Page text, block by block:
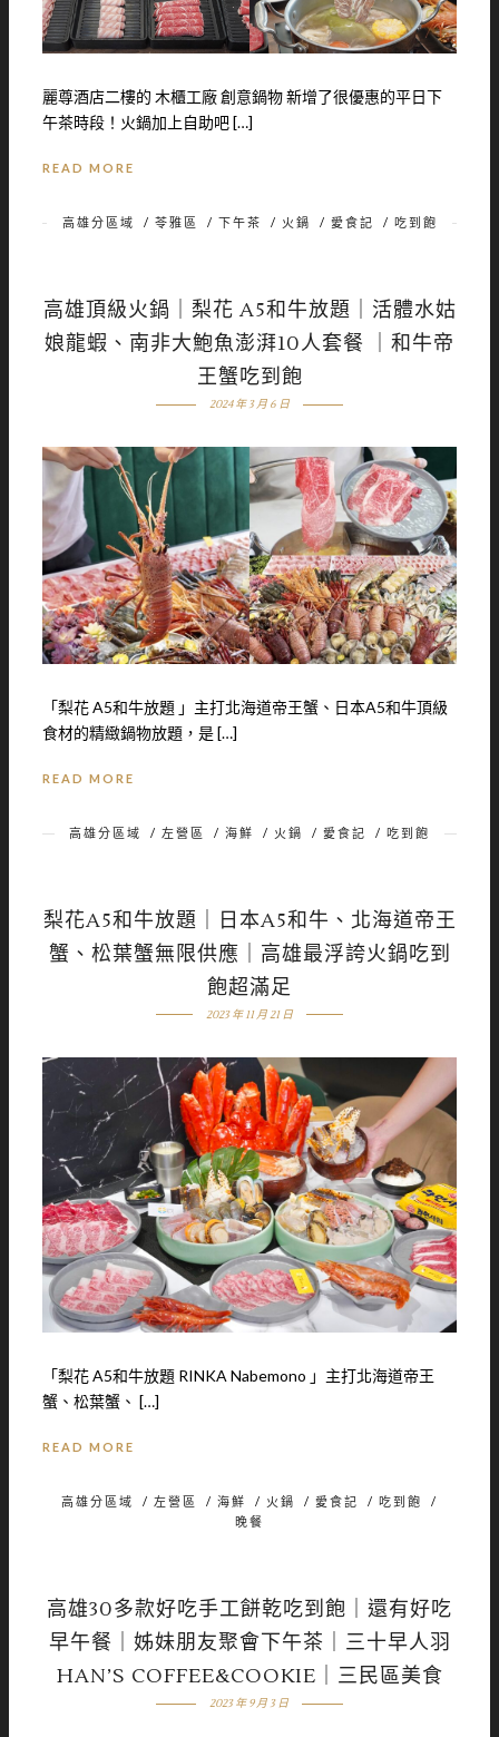
麗尊酒店二樓的 木櫃工廠 創意鍋物 新增了很優惠的平日下
午茶時段！火鍋加上自助吧 […]
READ MORE
高雄分區域 / 苓雅區 / 下午茶 / 火鍋 / 愛食記 / 吃到飽
高雄頂級火鍋｜梨花 A5和牛放題｜活體水姑
娘龍蝦、南非大鮑魚澎湃10人套餐 ｜和牛帝
王蟹吃到飽
2024 年 3 月 6 日
「梨花 A5和牛放題 」主打北海道帝王蟹、日本A5和牛頂級
食材的精緻鍋物放題，是 […]
READ MORE
高雄分區域 / 左營區 / 海鮮 / 火鍋 / 愛食記 / 吃到飽
梨花A5和牛放題｜日本A5和牛、北海道帝王
蟹、松葉蟹無限供應｜高雄最浮誇火鍋吃到
飽超滿足
2023 年 11 月 21 日
「梨花 A5和牛放題 RINKA Nabemono 」主打北海道帝王
蟹、松葉蟹、 […]
READ MORE
高雄分區域 / 左營區 / 海鮮 / 火鍋 / 愛食記 / 吃到飽
/
晚餐
高雄30多款好吃手工餅乾吃到飽｜還有好吃
早午餐｜姊妹朋友聚會下午茶｜三十早人羽
HAN’S COFFEE&COOKIE｜三民區美食
2023 年 9 月 3 日